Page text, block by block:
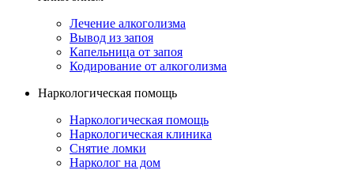
Лечение алкоголизма
Вывод из запоя
Капельница от запоя
Кодирование от алкоголизма
Наркологическая помощь
Наркологическая помощь
Наркологическая клиника
Снятие ломки
Нарколог на дом